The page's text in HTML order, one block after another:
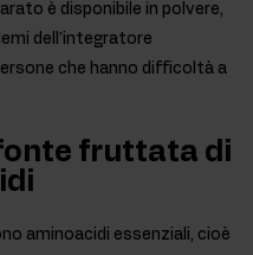
è disponibile in polvere,
dell'integratore
che hanno difficoltà a
fruttata di
aminoacidi essenziali, cioè